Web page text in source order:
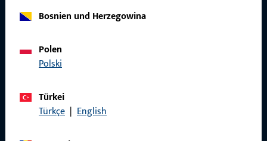
Bosnien und Herzegowina
Polen
Polski
Türkei
Türkçe | English
Allgemeines